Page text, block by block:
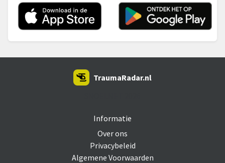
Informatie
Over ons
Privacybeleid
Algemene Voorwaarden
TraumaRadar.nl